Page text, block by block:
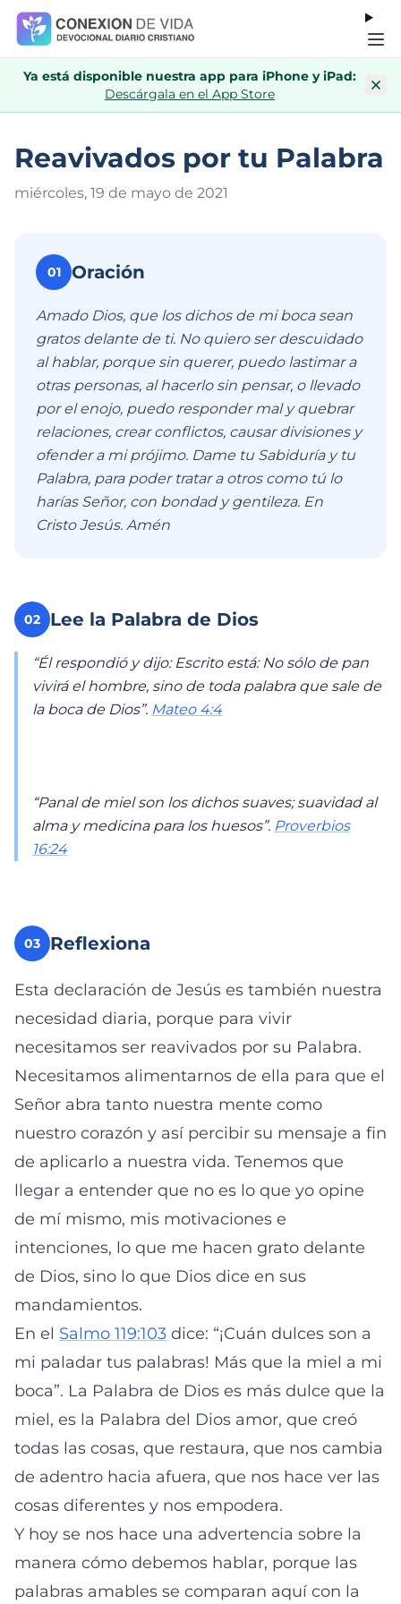
Ya está disponible nuestra app para iPhone y iPad:
Descárgala en el App Store
Reavivados por tu Palabra
miércoles, 19 de mayo de 2021
01 Oración
Amado Dios, que los dichos de mi boca sean
gratos delante de ti. No quiero ser descuidado
al hablar, porque sin querer, puedo lastimar a
otras personas, al hacerlo sin pensar, o llevado
por el enojo, puedo responder mal y quebrar
relaciones, crear conflictos, causar divisiones y
ofender a mi prójimo. Dame tu Sabiduría y tu
Palabra, para poder tratar a otros como tú lo
harías Señor, con bondad y gentileza. En
Cristo Jesús. Amén
02 Lee la Palabra de Dios
“Él respondió y dijo: Escrito está: No sólo de pan
vivirá el hombre, sino de toda palabra que sale de
la boca de Dios”. Mateo 4:4
“Panal de miel son los dichos suaves; suavidad al
alma y medicina para los huesos”. Proverbios
16:24
03 Reflexiona
Esta declaración de Jesús es también nuestra
necesidad diaria, porque para vivir
necesitamos ser reavivados por su Palabra.
Necesitamos alimentarnos de ella para que el
Señor abra tanto nuestra mente como
nuestro corazón y así percibir su mensaje a fin
de aplicarlo a nuestra vida. Tenemos que
llegar a entender que no es lo que yo opine
de mí mismo, mis motivaciones e
intenciones, lo que me hacen grato delante
de Dios, sino lo que Dios dice en sus
mandamientos.
En el Salmo 119:103 dice: “¡Cuán dulces son a
mi paladar tus palabras! Más que la miel a mi
boca”. La Palabra de Dios es más dulce que la
miel, es la Palabra del Dios amor, que creó
todas las cosas, que restaura, que nos cambia
de adentro hacia afuera, que nos hace ver las
cosas diferentes y nos empodera.
Y hoy se nos hace una advertencia sobre la
manera cómo debemos hablar, porque las
palabras amables se comparan aquí con la